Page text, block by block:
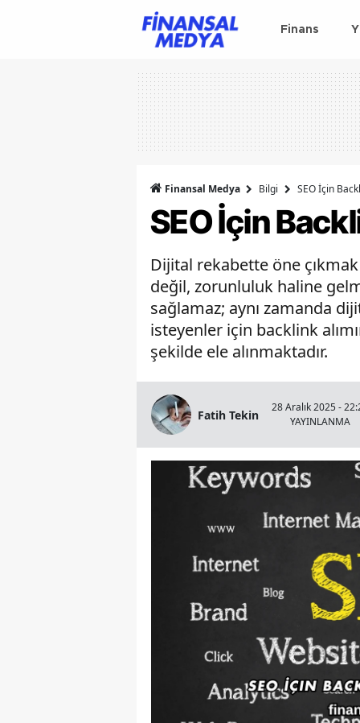
Finans
Finansal Medya Bilgi SEO İçin
SEO İçin
Dijital rekabette öne
değil, zorunluluk haline
sağlamaz; aynı zamanda
isteyenler için backlink
şekilde ele alınmaktadır.
Fatih Tekin
28 Aralık 2025 -
YAYINLANMA